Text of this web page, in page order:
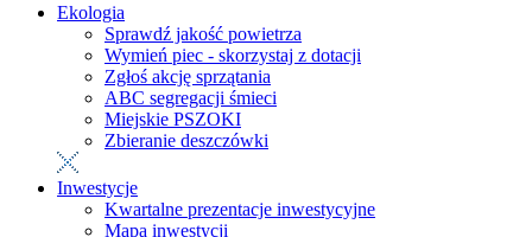
Ekologia
Sprawdź jakość powietrza
Wymień piec - skorzystaj z dotacji
Zgłoś akcję sprzątania
ABC segregacji śmieci
Miejskie PSZOKI
Zbieranie deszczówki
Inwestycje
Kwartalne prezentacje inwestycyjne
Mapa inwestycji